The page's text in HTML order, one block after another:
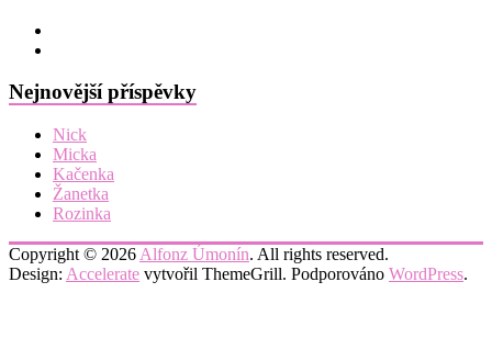
Nejnovější příspěvky
Nick
Micka
Kačenka
Žanetka
Rozinka
Copyright © 2026 Alfonz Úmonín. All rights reserved.
Design: Accelerate vytvořil ThemeGrill. Podporováno WordPress.